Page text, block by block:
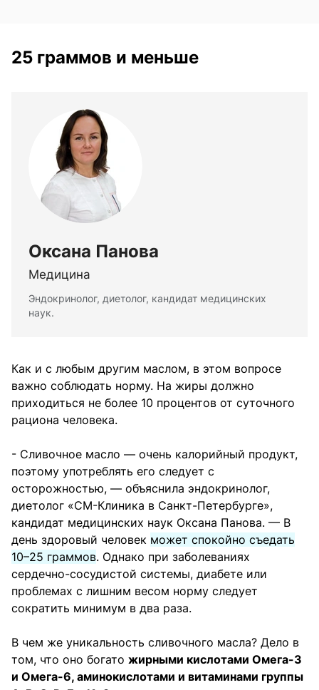
25 граммов и меньше
Оксана Панова
Медицина
Эндокринолог, диетолог, кандидат медицинских
наук.
Как и с любым другим маслом, в этом вопросе
важно соблюдать норму. На жиры должно
приходиться не более 10 процентов от суточного
рациона человека.
- Сливочное масло — очень калорийный продукт,
поэтому употреблять его следует с
осторожностью, — объяснила эндокринолог,
диетолог «СМ-Клиника в Санкт-Петербурге»,
кандидат медицинских наук Оксана Панова. — В
день здоровый человек может спокойно съедать
10–25 граммов. Однако при заболеваниях
сердечно-сосудистой системы, диабете или
проблемах с лишним весом норму следует
сократить минимум в два раза.
В чем же уникальность сливочного масла? Дело в
том, что оно богато жирными кислотами Омега-3
и Омега-6, аминокислотами и витаминами группы